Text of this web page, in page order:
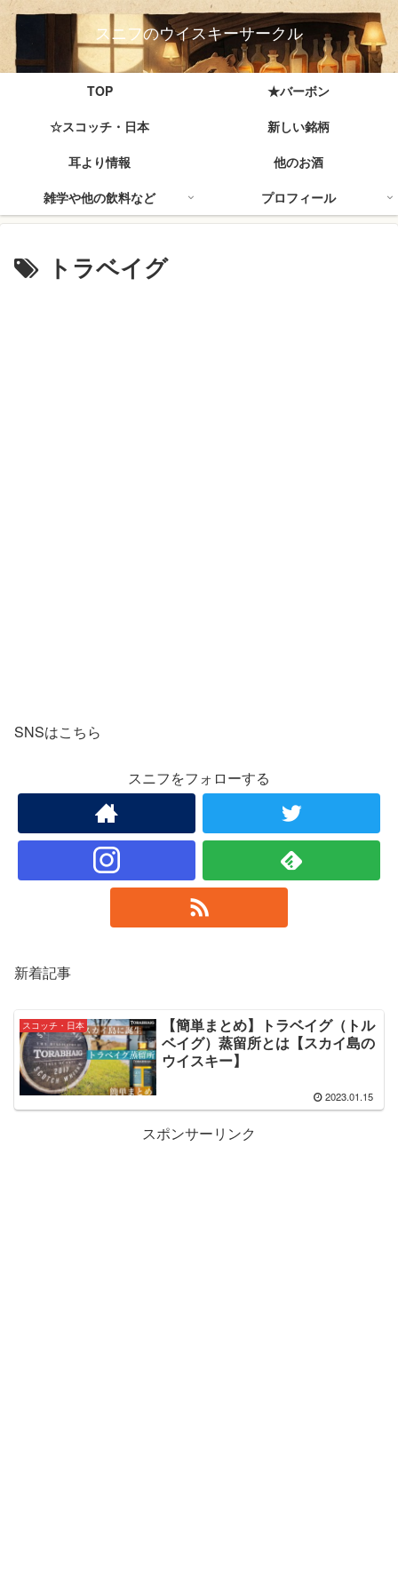
スニフのウイスキーサークル
TOP
★バーボン
☆スコッチ・日本
新しい銘柄
耳より情報
他のお酒
雑学や他の飲料など
プロフィール
トラベイグ
SNSはこちら
スニフをフォローする
新着記事
スコッチ・日本
【簡単まとめ】トラベイグ（トル
ベイグ）蒸留所とは【スカイ島の
ウイスキー】
2023.01.15
スポンサーリンク